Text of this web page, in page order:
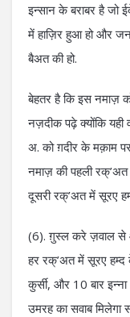
इन्सान के बराबर है जो
में हाज़िर हुआ हो और
बैअत की हो.
बेहतर है कि इस नमाज़
नज़दीक पढ़े क्योंकि
अ. को ग़दीर के मक़ाम
नमाज़ की पहली
दूसरी रक्’अत में सूरए
(6). ग़ुस्ल करे ज़वाल से
हर रक्’अत में सूरए हम्द
कुर्सी, और 10 बार
उमरह का सवाब